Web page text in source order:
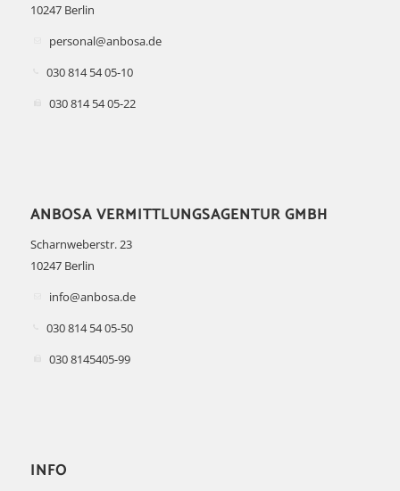
10247 Berlin
personal@anbosa.de
030 814 54 05-10
030 814 54 05-22
ANBOSA VER­MITT­LUNGS­AGEN­TUR GMBH
Scharnweberstr. 23
10247 Berlin
info@anbosa.de
030 814 54 05-50
030 8145405-99
INFO